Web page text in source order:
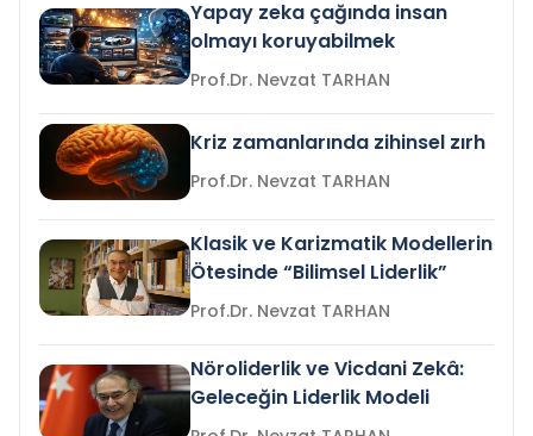
Yapay zeka çağında insan
olmayı koruyabilmek
Prof.Dr. Nevzat TARHAN
Kriz zamanlarında zihinsel zırh
Prof.Dr. Nevzat TARHAN
Klasik ve Karizmatik Modellerin
Ötesinde “Bilimsel Liderlik”
Prof.Dr. Nevzat TARHAN
Nöroliderlik ve Vicdani Zekâ:
Geleceğin Liderlik Modeli